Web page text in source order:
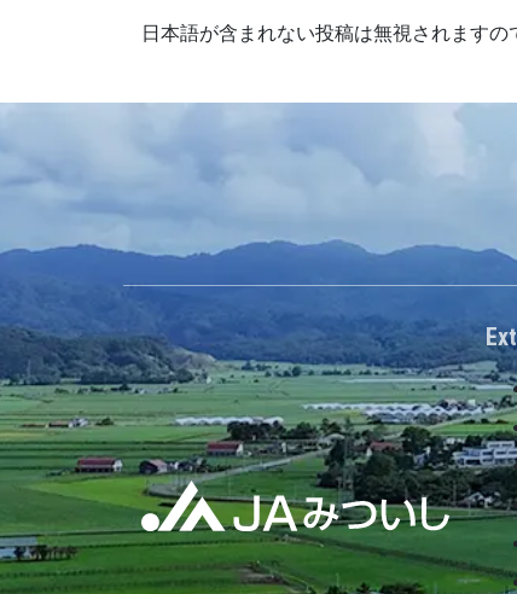
日本語が含まれない投稿は無視されますの